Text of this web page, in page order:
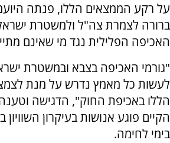
על רקע הממצאים הללו, פנתה
ברורה לצמרת צה"ל ולמשטרת
האכיפה הפלילית נגד מי שאינם
"גורמי האכיפה בצבא ובמשטרת
לעשות כל מאמץ נדרש על מנת
הללו באכיפת החוק", הדגישה
הקיים פוגע אנושות בעיקרון
בימי לחימה.